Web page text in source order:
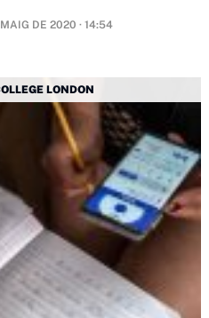
DE 2020 · 14:54
LONDON